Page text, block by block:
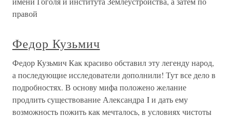
правой
Федор Кузьмич
Федор Кузьмич Как красиво обставил эту легенду народ,
а последующие исследователи дополнили! Тут все дело в
подробностях. В основу мифа положено желание
продлить существование Александра I и дать ему
возможность пожить как мечталось, в условиях чистоты